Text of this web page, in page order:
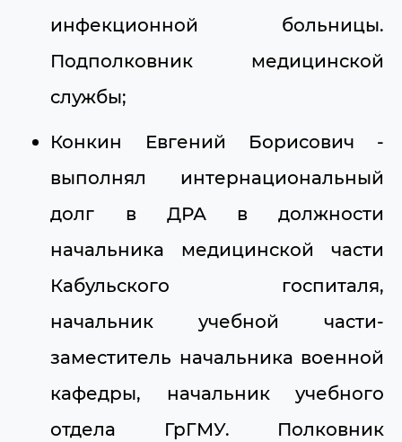
инфекционной больницы.
Подполковник медицинской
службы;
Конкин Евгений Борисович -
выполнял интернациональный
долг в ДРА в должности
начальника медицинской части
Кабульского госпиталя,
начальник учебной части-
заместитель начальника военной
кафедры, начальник учебного
отдела ГрГМУ. Полковник